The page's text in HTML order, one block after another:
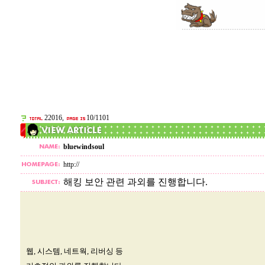
22016, 10/1101
bluewindsoul
http://
해킹 보안 관련 과외를 진행합니다.
웹, 시스템, 네트웍, 리버싱 등